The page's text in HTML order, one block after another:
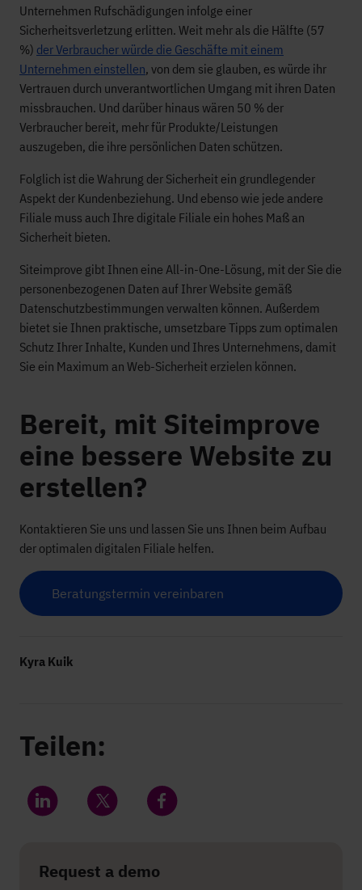
Unternehmen Rufschädigungen infolge einer
Sicherheitsverletzung erlitten. Weit mehr als die Hälfte (57
%) der Verbraucher würde die Geschäfte mit einem
Unternehmen einstellen, von dem sie glauben, es würde ihr
Vertrauen durch unverantwortlichen Umgang mit ihren Daten
missbrauchen. Und darüber hinaus wären 50 % der
Verbraucher bereit, mehr für Produkte/Leistungen
auszugeben, die ihre persönlichen Daten schützen.
Folglich ist die Wahrung der Sicherheit ein grundlegender
Aspekt der Kundenbeziehung. Und ebenso wie jede andere
Filiale muss auch Ihre digitale Filiale ein hohes Maß an
Sicherheit bieten.
Siteimprove gibt Ihnen eine All-in-One-Lösung, mit der Sie die
personenbezogenen Daten auf Ihrer Website gemäß
Datenschutzbestimmungen verwalten können. Außerdem
bietet sie Ihnen praktische, umsetzbare Tipps zum optimalen
Schutz Ihrer Inhalte, Kunden und Ihres Unternehmens, damit
Sie ein Maximum an Web-Sicherheit erzielen können.
Bereit, mit Siteimprove
eine bessere Website zu
erstellen?
Kontaktieren Sie uns und lassen Sie uns Ihnen beim Aufbau
der optimalen digitalen Filiale helfen.
Beratungstermin vereinbaren
Kyra Kuik
Teilen:
Request a demo